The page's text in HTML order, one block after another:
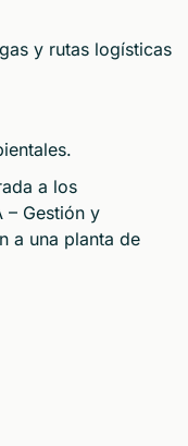
y rutas logísticas
a los
– Gestión y
a una planta de